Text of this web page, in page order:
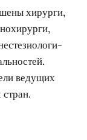
хирурги,
ведущих